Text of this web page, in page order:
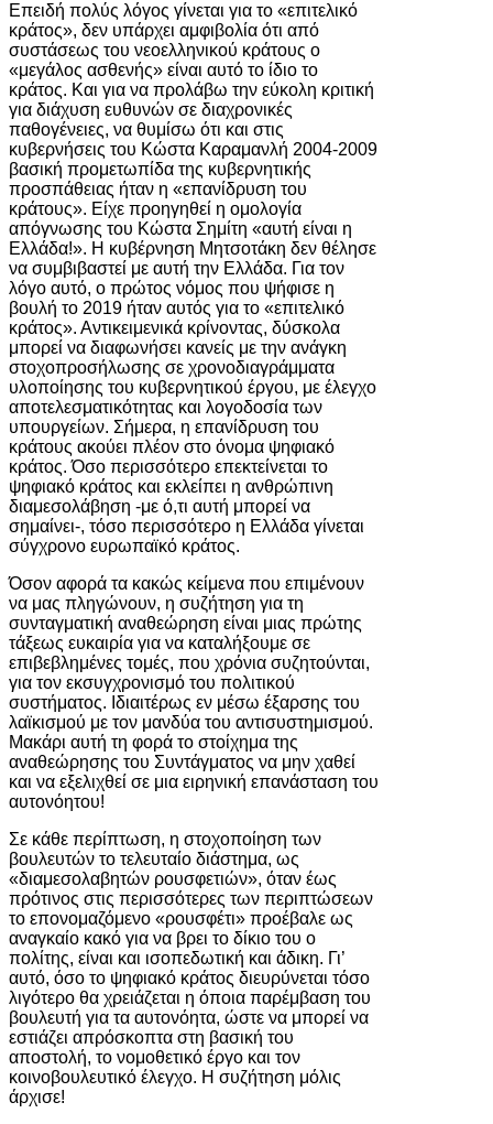
Επειδή πολύς λόγος γίνεται για το «επιτελικό
κράτος», δεν υπάρχει αμφιβολία ότι από
συστάσεως του νεοελληνικού κράτους ο
«μεγάλος ασθενής» είναι αυτό το ίδιο το
κράτος. Και για να προλάβω την εύκολη κριτική
για διάχυση ευθυνών σε διαχρονικές
παθογένειες, να θυμίσω ότι και στις
κυβερνήσεις του Κώστα Καραμανλή 2004-2009
βασική προμετωπίδα της κυβερνητικής
προσπάθειας ήταν η «επανίδρυση του
κράτους». Είχε προηγηθεί η ομολογία
απόγνωσης του Κώστα Σημίτη «αυτή είναι η
Ελλάδα!». Η κυβέρνηση Μητσοτάκη δεν θέλησε
να συμβιβαστεί με αυτή την Ελλάδα. Για τον
λόγο αυτό, ο πρώτος νόμος που ψήφισε η
βουλή το 2019 ήταν αυτός για το «επιτελικό
κράτος». Αντικειμενικά κρίνοντας, δύσκολα
μπορεί να διαφωνήσει κανείς με την ανάγκη
στοχοπροσήλωσης σε χρονοδιαγράμματα
υλοποίησης του κυβερνητικού έργου, με έλεγχο
αποτελεσματικότητας και λογοδοσία των
υπουργείων. Σήμερα, η επανίδρυση του
κράτους ακούει πλέον στο όνομα ψηφιακό
κράτος. Όσο περισσότερο επεκτείνεται το
ψηφιακό κράτος και εκλείπει η ανθρώπινη
διαμεσολάβηση -με ό,τι αυτή μπορεί να
σημαίνει-, τόσο περισσότερο η Ελλάδα γίνεται
σύγχρονο ευρωπαϊκό κράτος.
Όσον αφορά τα κακώς κείμενα που επιμένουν
να μας πληγώνουν, η συζήτηση για τη
συνταγματική αναθεώρηση είναι μιας πρώτης
τάξεως ευκαιρία για να καταλήξουμε σε
επιβεβλημένες τομές, που χρόνια συζητούνται,
για τον εκσυγχρονισμό του πολιτικού
συστήματος. Ιδιαιτέρως εν μέσω έξαρσης του
λαϊκισμού με τον μανδύα του αντισυστημισμού.
Μακάρι αυτή τη φορά το στοίχημα της
αναθεώρησης του Συντάγματος να μην χαθεί
και να εξελιχθεί σε μια ειρηνική επανάσταση του
αυτονόητου!
Σε κάθε περίπτωση, η στοχοποίηση των
βουλευτών το τελευταίο διάστημα, ως
«διαμεσολαβητών ρουσφετιών», όταν έως
πρότινος στις περισσότερες των περιπτώσεων
το επονομαζόμενο «ρουσφέτι» προέβαλε ως
αναγκαίο κακό για να βρει το δίκιο του ο
πολίτης, είναι και ισοπεδωτική και άδικη. Γι’
αυτό, όσο το ψηφιακό κράτος διευρύνεται τόσο
λιγότερο θα χρειάζεται η όποια παρέμβαση του
βουλευτή για τα αυτονόητα, ώστε να μπορεί να
εστιάζει απρόσκοπτα στη βασική του
αποστολή, το νομοθετικό έργο και τον
κοινοβουλευτικό έλεγχο. Η συζήτηση μόλις
άρχισε!